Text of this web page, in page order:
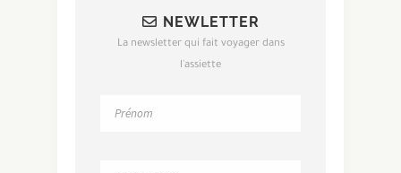
NEWLETTER
La newsletter qui fait voyager dans
l'assiette